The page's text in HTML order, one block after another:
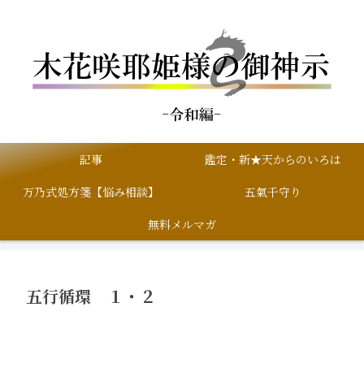
記事
鑑定・新★天からのいろは
万乃式処方箋【悩み相談】
五氣千守り
無料メルマガ
五行循環 １・２